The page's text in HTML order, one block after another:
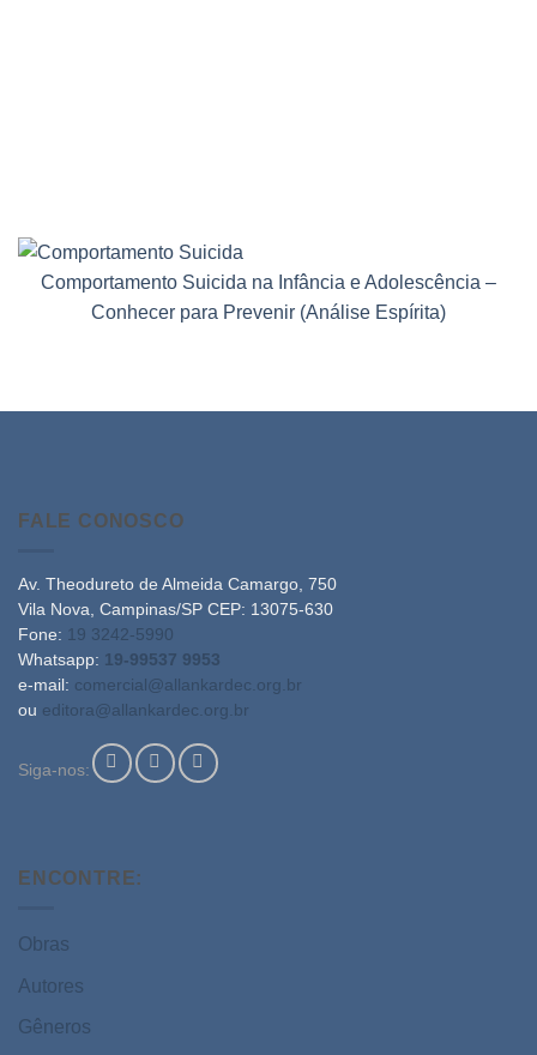
Comportamento Suicida na Infância e Adolescência –
Conhecer para Prevenir (Análise Espírita)
FALE CONOSCO
Av. Theodureto de Almeida Camargo, 750
Vila Nova, Campinas/SP CEP: 13075-630
Fone: 19 3242-5990
Whatsapp: 19-99537 9953
e-mail: comercial@allankardec.org.br
ou editora@allankardec.org.br
Siga-nos:
ENCONTRE:
Obras
Autores
Gêneros